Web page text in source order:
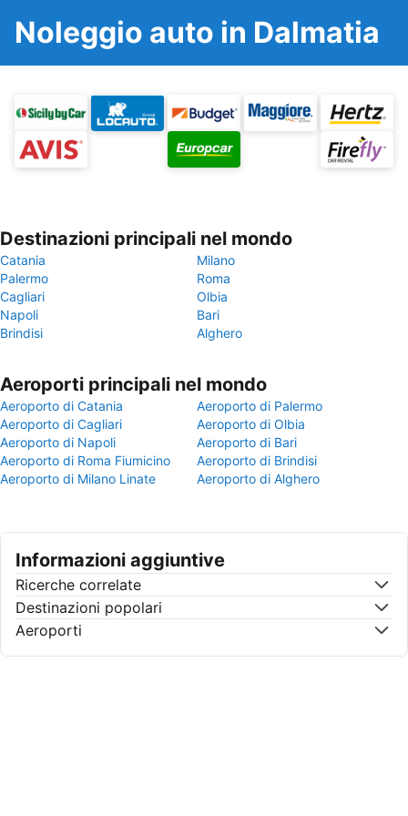
Noleggio auto in Dalmatia
Destinazioni principali nel mondo
Catania
Milano
Palermo
Roma
Cagliari
Olbia
Napoli
Bari
Brindisi
Alghero
Aeroporti principali nel mondo
Aeroporto di Catania
Aeroporto di Palermo
Aeroporto di Cagliari
Aeroporto di Olbia
Aeroporto di Napoli
Aeroporto di Bari
Aeroporto di Roma Fiumicino
Aeroporto di Brindisi
Aeroporto di Milano Linate
Aeroporto di Alghero
Informazioni aggiuntive
Ricerche correlate
Destinazioni popolari
Aeroporti